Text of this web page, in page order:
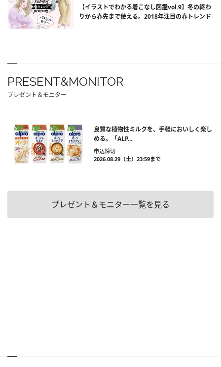
【イラストでわかる着こなし図鑑vol.9】冬の終わ
りから春先まで使える。2018年注目の春トレンド
PRESENT&MONITOR
プレゼント＆モニター
良質な植物性ミルクを、手軽においしく楽し
める。「ALP...
申込締切
2026.08.29（土）23:59まで
プレゼント＆モニター一覧を見る